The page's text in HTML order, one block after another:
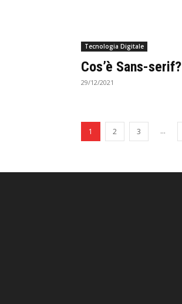
Tecnologia Digitale
Cos’è Sans-serif?
29/12/2021
1 2 3 ...